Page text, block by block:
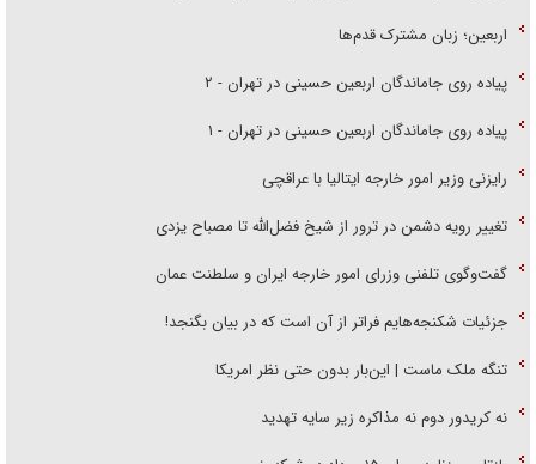
اربعین؛ زبان مشترک قدم‌ها
پیاده روی جاماندگان اربعین حسینی در تهران - ۲
پیاده روی جاماندگان اربعین حسینی در تهران - ۱
رایزنی وزیر امور خارجه ایتالیا با عراقچی
تغییر رویه دشمن در ترور از شیخ فضل‌الله تا مصباح یزدی
گفت‌وگوی تلفنی وزرای امور خارجه ایران و سلطنت عمان
جزئیات شکنجه‌هایم فراتر از آن است که در بیان بگنجد!
تنگه ملک ماست | این‌بار بدون حتی نظر امریکا
نه کریدور دوم نه مذاکره زیر سایه تهدید